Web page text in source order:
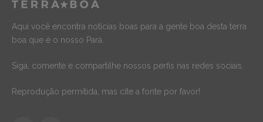
Aqui você encontra notícias boas para a gente boa desta terra
boa que é o nosso Pará.
Siga, comente e compartilhe nossos perfis nas redes sociais.
Reprodução permitida, mas cite a fonte por favor!